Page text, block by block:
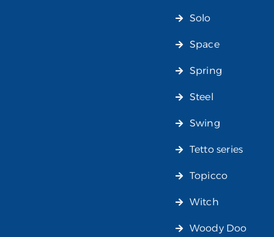
Solo
Space
Spring
Steel
Swing
Tetto series
Topicco
Witch
Woody Doo